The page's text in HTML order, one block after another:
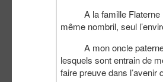
A la famille Flaterne
même nombril, seul
A mon oncle paternel
lesquels sont entrain de
faire preuve dans l’avenir